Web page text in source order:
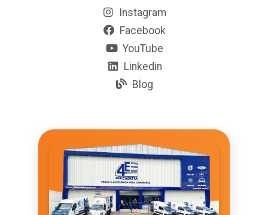
Instagram
Facebook
YouTube
Linkedin
Blog